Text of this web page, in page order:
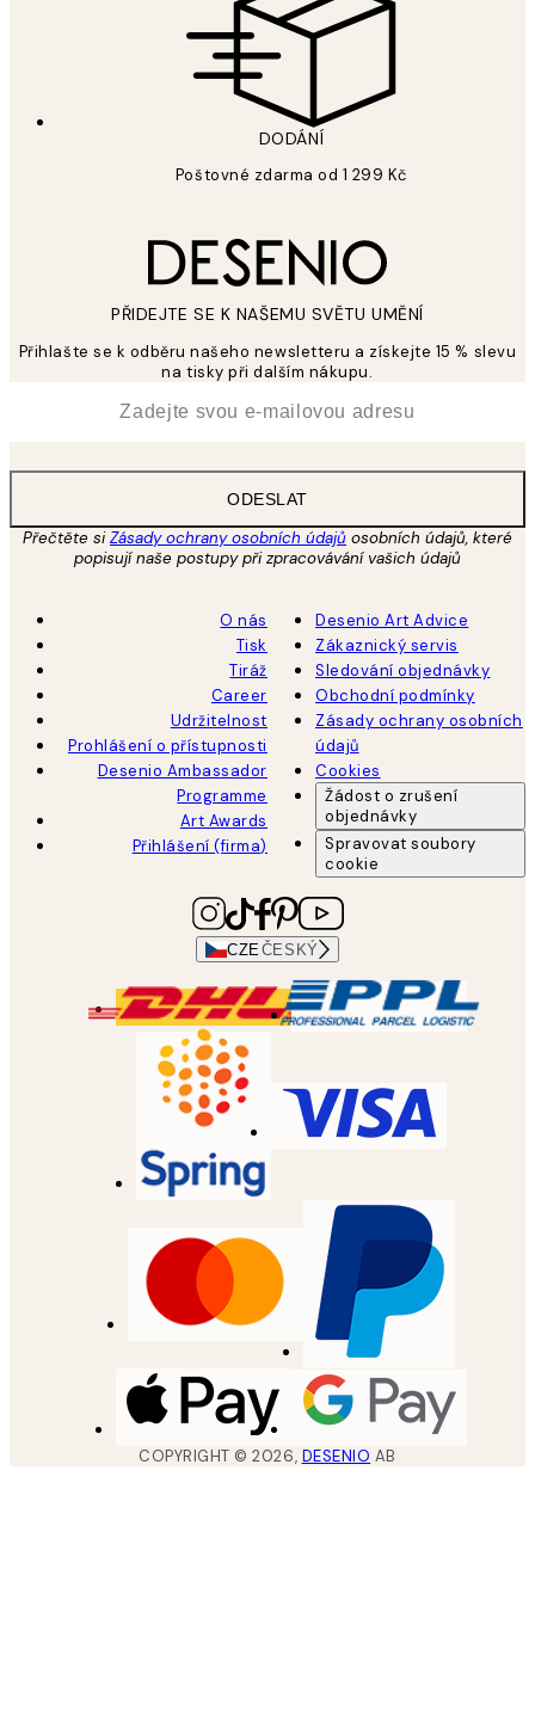
DODÁNÍ
Poštovné zdarma od 1 299 Kč
PŘIDEJTE SE K NAŠEMU SVĚTU UMĚNÍ
Přihlašte se k odběru našeho newsletteru a získejte 15 % slevu
na tisky při dalším nákupu.
ODESLAT
Přečtěte siZásady ochrany osobních údajů osobních údajů, které
popisují naše postupy při zpracovávání vašich údajů
O nás
Tisk
Tiráž
Career
Udržitelnost
Prohlášení o přístupnosti
Desenio Ambassador
Programme
Art Awards
Přihlášení (firma)
Desenio Art Advice
Zákaznický servis
Sledování objednávky
Obchodní podmínky
Zásady ochrany osobních
údajů
Cookies
Žádost o zrušení
objednávky
Spravovat soubory
cookie
CZE ČESKÝ
COPYRIGHT ©2026, DESENIO AB